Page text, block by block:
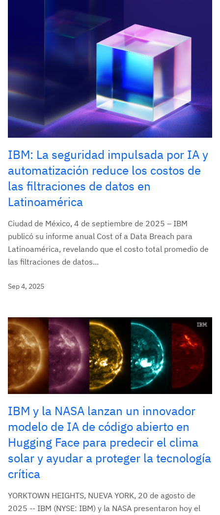
IBM: La seguridad impulsada por IA y
automatización reduce los costos de
las filtraciones de datos en
Latinoamérica
Ciudad de México, 4 de septiembre de 2025 – IBM
publicó su informe anual Cost of a Data Breach para
Latinoamérica, revelando que el costo total promedio de
las filtraciones de datos...
Sep 4, 2025
IBM y la NASA lanzan un innovador
modelo de IA de código abierto en
Hugging Face para predecir el clima
solar y ayudar a proteger la tecnología
crítica
YORKTOWN HEIGHTS, NUEVA YORK, 20 de agosto de
2025 -- IBM (NYSE: IBM) y la NASA presentaron hoy el